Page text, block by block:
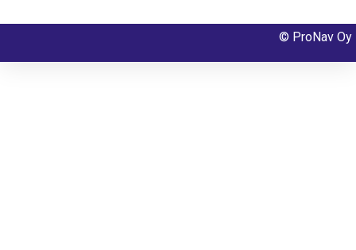
© ProNav Oy